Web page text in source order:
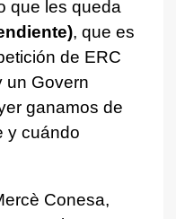
que les queda
, que es
de ERC
un Govern
ganamos de
y cuándo
Conesa,